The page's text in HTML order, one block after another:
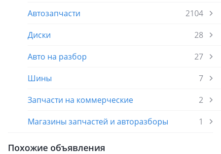
Автозапчасти
2104
Диски
28
Авто на разбор
27
Шины
7
Запчасти на коммерческие
2
Магазины запчастей и авторазборы
1
Похожие объявления